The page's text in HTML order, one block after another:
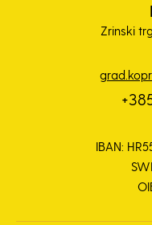
Zrinski
IBAN: